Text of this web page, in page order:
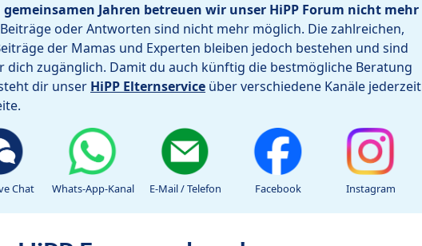
gemeinsamen Jahren betreuen wir unser HiPP Forum nicht mehr
oder Antworten sind nicht mehr möglich. Die zahlreichen,
der Mamas und Experten bleiben jedoch bestehen und sind
dich zugänglich. Damit du auch künftig die bestmögliche Beratung
dir unser HiPP Elternservice über verschiedene Kanäle jederzeit
Chat Whats-App-Kanal E-Mail / Telefon Facebook Instagram